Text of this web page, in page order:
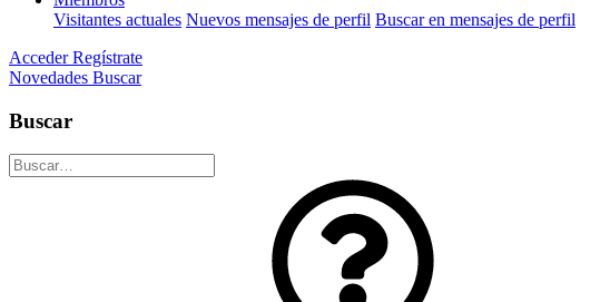
Visitantes actuales Nuevos mensajes de perfil Buscar en mensajes de perfil
Acceder Regístrate
Novedades Buscar
Buscar